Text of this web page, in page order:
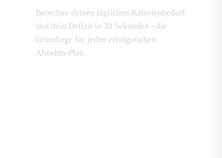
Berechne deinen täglichen Kalorienbedarf
und dein Defizit in 30 Sekunden - die
Grundlage für jeden erfolgreichen
Abnehm-Plan.